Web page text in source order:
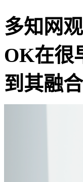
多知网
OK在很
到其融